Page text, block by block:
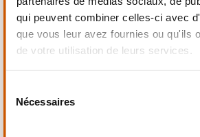
qui peuvent combiner celles-ci avec
que vous leur avez fournies ou qu'ils
de votre utilisation de leurs services.
Nécessaires
Automatismes